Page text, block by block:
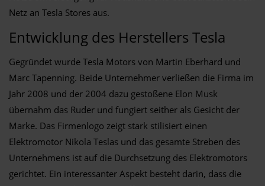
Netz an Tesla Stores aus.
Entwicklung des Herstellers Tesla
Gegründet wurde Tesla Motors von Martin Eberhard und
Marc Tapenning. Beide Unternehmer verließen die Firma im
Jahr 2008 und der 2004 dazu gestoßene Elon Musk
übernahm das Ruder und fungiert seither als Gesicht der
Marke. Das Firmenlogo zeigt stark stilisiert einen
Elektromotor Nikola Teslas und das gesamte Streben des
Unternehmens ist auf die Durchsetzung des Elektromotors
gerichtet. Ein interessanter Aspekt besteht darin, dass die